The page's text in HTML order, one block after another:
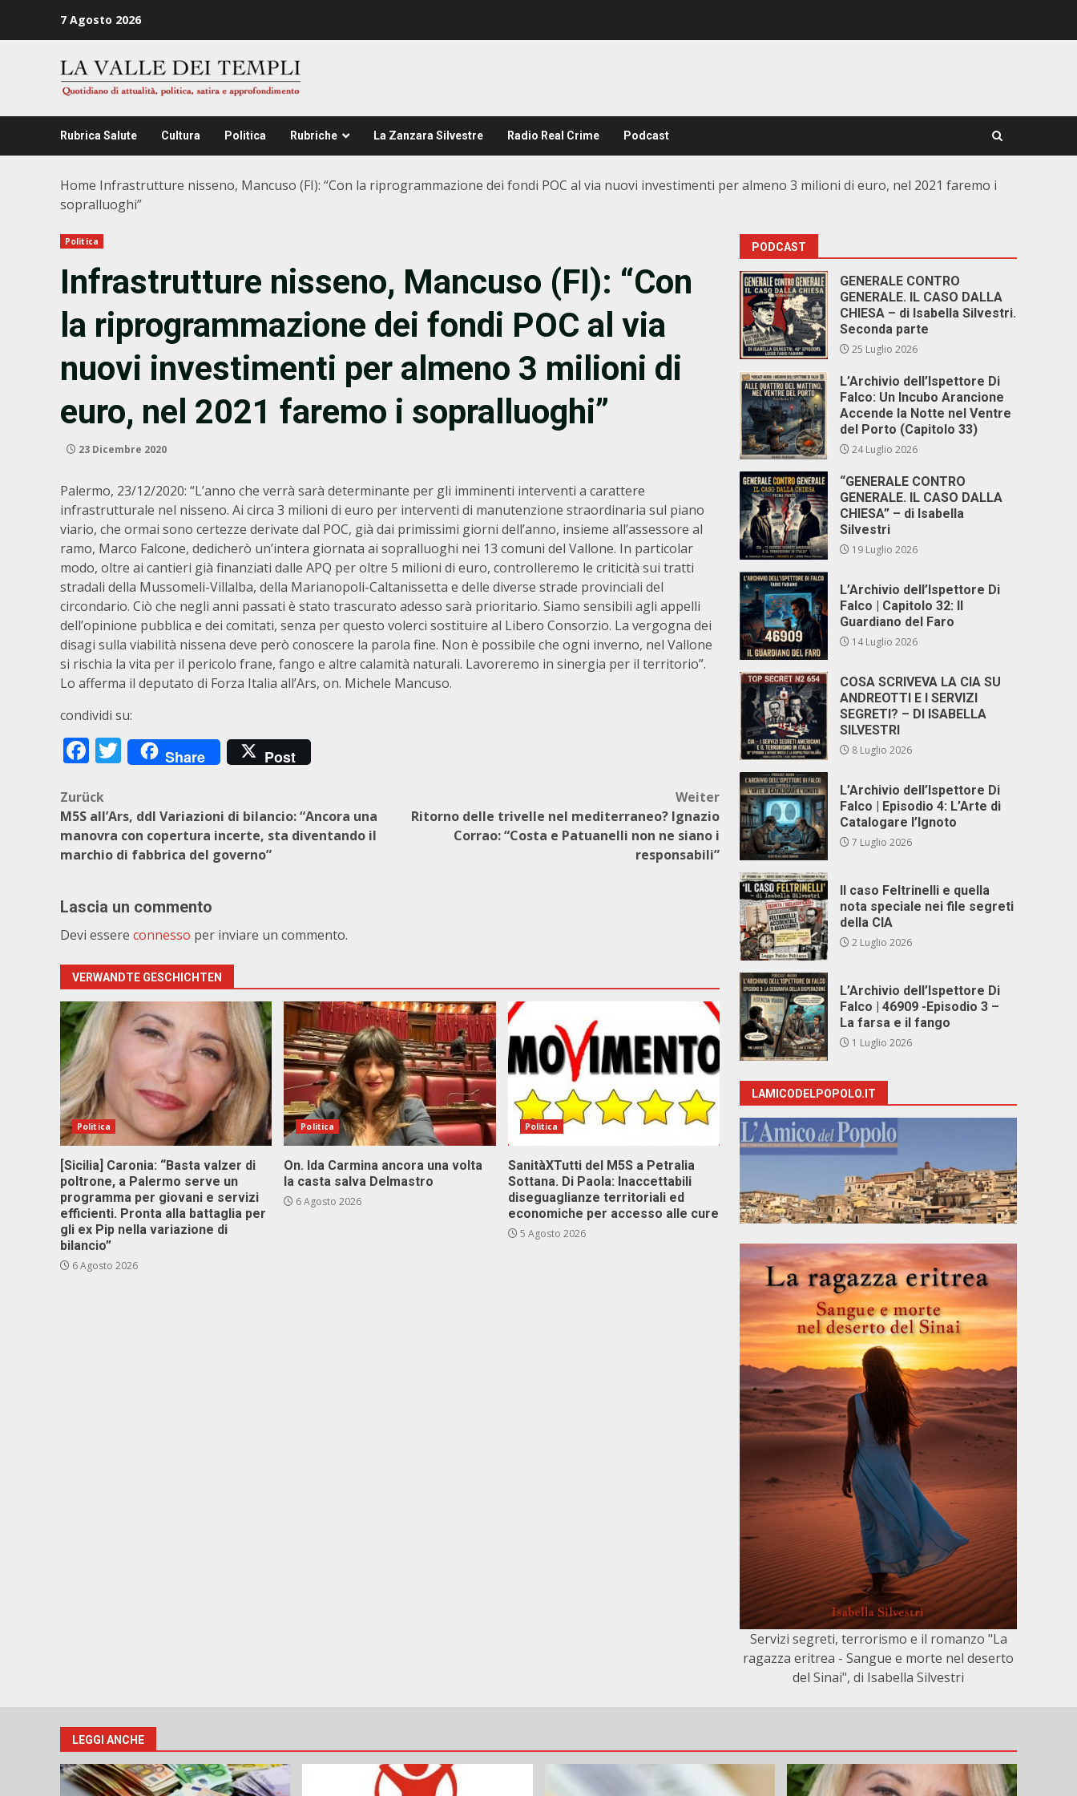
7 Agosto 2026
Rubrica Salute Cultura Politica Rubriche La Zanzara Silvestre Radio Real Crime Podcast
Home Infrastrutture nisseno, Mancuso (FI): “Con la riprogrammazione dei fondi POC al via nuovi investimenti per almeno 3 milioni di euro, nel 2021 faremo i
sopralluoghi”
Politica
Infrastrutture nisseno, Mancuso (FI): “Con
la riprogrammazione dei fondi POC al via
nuovi investimenti per almeno 3 milioni di
euro, nel 2021 faremo i sopralluoghi”
23 Dicembre 2020
Palermo, 23/12/2020: “L’anno che verrà sarà determinante per gli imminenti interventi a carattere
infrastrutturale nel nisseno. Ai circa 3 milioni di euro per interventi di manutenzione straordinaria sul piano
viario, che ormai sono certezze derivate dal POC, già dai primissimi giorni dell’anno, insieme all’assessore al
ramo, Marco Falcone, dedicherò un’intera giornata ai sopralluoghi nei 13 comuni del Vallone. In particolar
modo, oltre ai cantieri già finanziati dalle APQ per oltre 5 milioni di euro, controlleremo le criticità sui tratti
stradali della Mussomeli-Villalba, della Marianopoli-Caltanissetta e delle diverse strade provinciali del
circondario. Ciò che negli anni passati è stato trascurato adesso sarà prioritario. Siamo sensibili agli appelli
dell’opinione pubblica e dei comitati, senza per questo volerci sostituire al Libero Consorzio. La vergogna dei
disagi sulla viabilità nissena deve però conoscere la parola fine. Non è possibile che ogni inverno, nel Vallone
si rischia la vita per il pericolo frane, fango e altre calamità naturali. Lavoreremo in sinergia per il territorio”.
Lo afferma il deputato di Forza Italia all’Ars, on. Michele Mancuso.
condividi su:
Facebook
Twitter
Share Post
Beitragsnavigation
Zurück
M5S all’Ars, ddl Variazioni di bilancio: “Ancora una
manovra con copertura incerte, sta diventando il
marchio di fabbrica del governo”
Weiter
Ritorno delle trivelle nel mediterraneo? Ignazio
Corrao: “Costa e Patuanelli non ne siano i
responsabili”
Lascia un commento
Devi essere connesso per inviare un commento.
VERWANDTE GESCHICHTEN
Politica
[Sicilia] Caronia: “Basta valzer di
poltrone, a Palermo serve un
programma per giovani e servizi
efficienti. Pronta alla battaglia per
gli ex Pip nella variazione di
bilancio”
6 Agosto 2026
Politica
On. Ida Carmina ancora una volta
la casta salva Delmastro
6 Agosto 2026
Politica
SanitàXTutti del M5S a Petralia
Sottana. Di Paola: Inaccettabili
diseguaglianze territoriali ed
economiche per accesso alle cure
5 Agosto 2026
PODCAST
GENERALE CONTRO
GENERALE. IL CASO DALLA
CHIESA – di Isabella Silvestri.
Seconda parte
25 Luglio 2026
L’Archivio dell’Ispettore Di
Falco: Un Incubo Arancione
Accende la Notte nel Ventre
del Porto (Capitolo 33)
24 Luglio 2026
“GENERALE CONTRO
GENERALE. IL CASO DALLA
CHIESA” – di Isabella
Silvestri
19 Luglio 2026
L’Archivio dell’Ispettore Di
Falco | Capitolo 32: Il
Guardiano del Faro
14 Luglio 2026
COSA SCRIVEVA LA CIA SU
ANDREOTTI E I SERVIZI
SEGRETI? – DI ISABELLA
SILVESTRI
8 Luglio 2026
L’Archivio dell’Ispettore Di
Falco | Episodio 4: L’Arte di
Catalogare l’Ignoto
7 Luglio 2026
Il caso Feltrinelli e quella
nota speciale nei file segreti
della CIA
2 Luglio 2026
L’Archivio dell’Ispettore Di
Falco | 46909 -Episodio 3 –
La farsa e il fango
1 Luglio 2026
LAMICODELPOPOLO.IT
Servizi segreti, terrorismo e il romanzo "La
ragazza eritrea - Sangue e morte nel deserto
del Sinai", di Isabella Silvestri
LEGGI ANCHE